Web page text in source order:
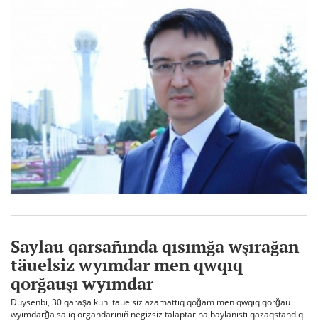
Saylau qarsañında qısımğa wşırağan
täuelsiz wyımdar men qwqıq
qorğauşı wyımdar
Düysenbi, 30 qaraşa küni täuelsiz azamattıq qoğam men qwqıq qorğau
wyımdarğa salıq organdarınıñ negizsiz talaptarına baylanıstı qazaqstandıq